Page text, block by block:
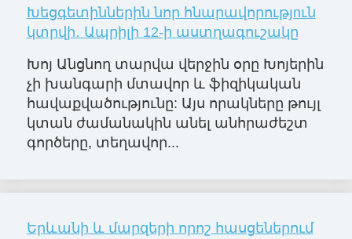
Խեցգետիններին նոր հնարավորությnւն
կտրվի․ Ապրիլի 12-ի աստղագուշակը
Խոյ Անցնող տարվա վերջին օրը Խոյերին
չի խանգարի մտավոր և ֆիզիկական
հավաքվածությունը: Այս որակները թույլ
կտան ժամանակին անել անհրաժեշտ
գործերը, տեղավոր...
Երևանի և մարզերի որոշ հասցեներում